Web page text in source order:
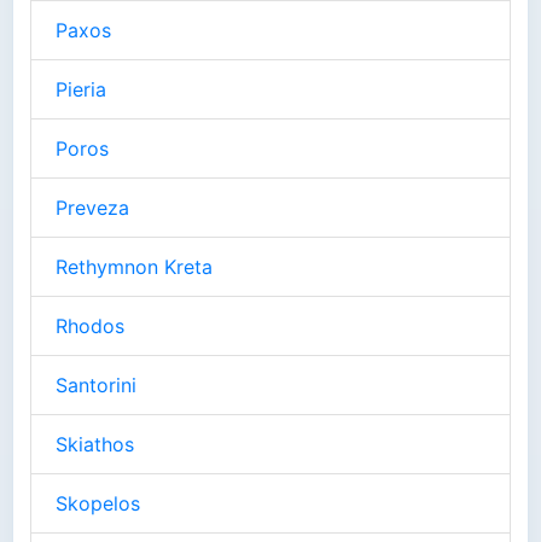
Paxos
Pieria
Poros
Preveza
Rethymnon Kreta
Rhodos
Santorini
Skiathos
Skopelos